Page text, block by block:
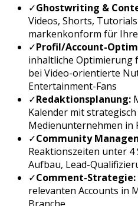
✓Ghostwriting &
Videos, Shorts, Tutorials
markenkonform für
✓Profil/Account-
inhaltliche Optimierung
bei Video-orientierte
Entertainment-Fans
✓Redaktionsplanung:
Kalender mit
Medienunternehmen in
✓Community
Reaktionszeiten unter 4
Aufbau, Lead-
✓Comment-Strategie:
relevanten Accounts in